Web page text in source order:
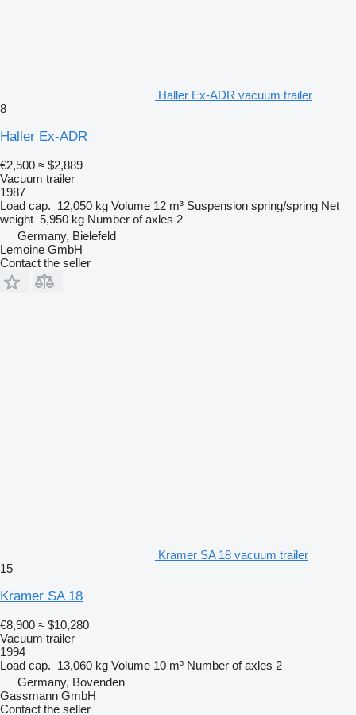
Haller Ex-ADR vacuum trailer
8
Haller Ex-ADR
€2,500 ≈ $2,889
Vacuum trailer
1987
Load cap. 12,050 kg Volume 12 m³ Suspension spring/spring Net
weight 5,950 kg Number of axles 2
Germany, Bielefeld
Lemoine GmbH
Contact the seller
Kramer SA 18 vacuum trailer
15
Kramer SA 18
€8,900 ≈ $10,280
Vacuum trailer
1994
Load cap. 13,060 kg Volume 10 m³ Number of axles 2
Germany, Bovenden
Gassmann GmbH
Contact the seller